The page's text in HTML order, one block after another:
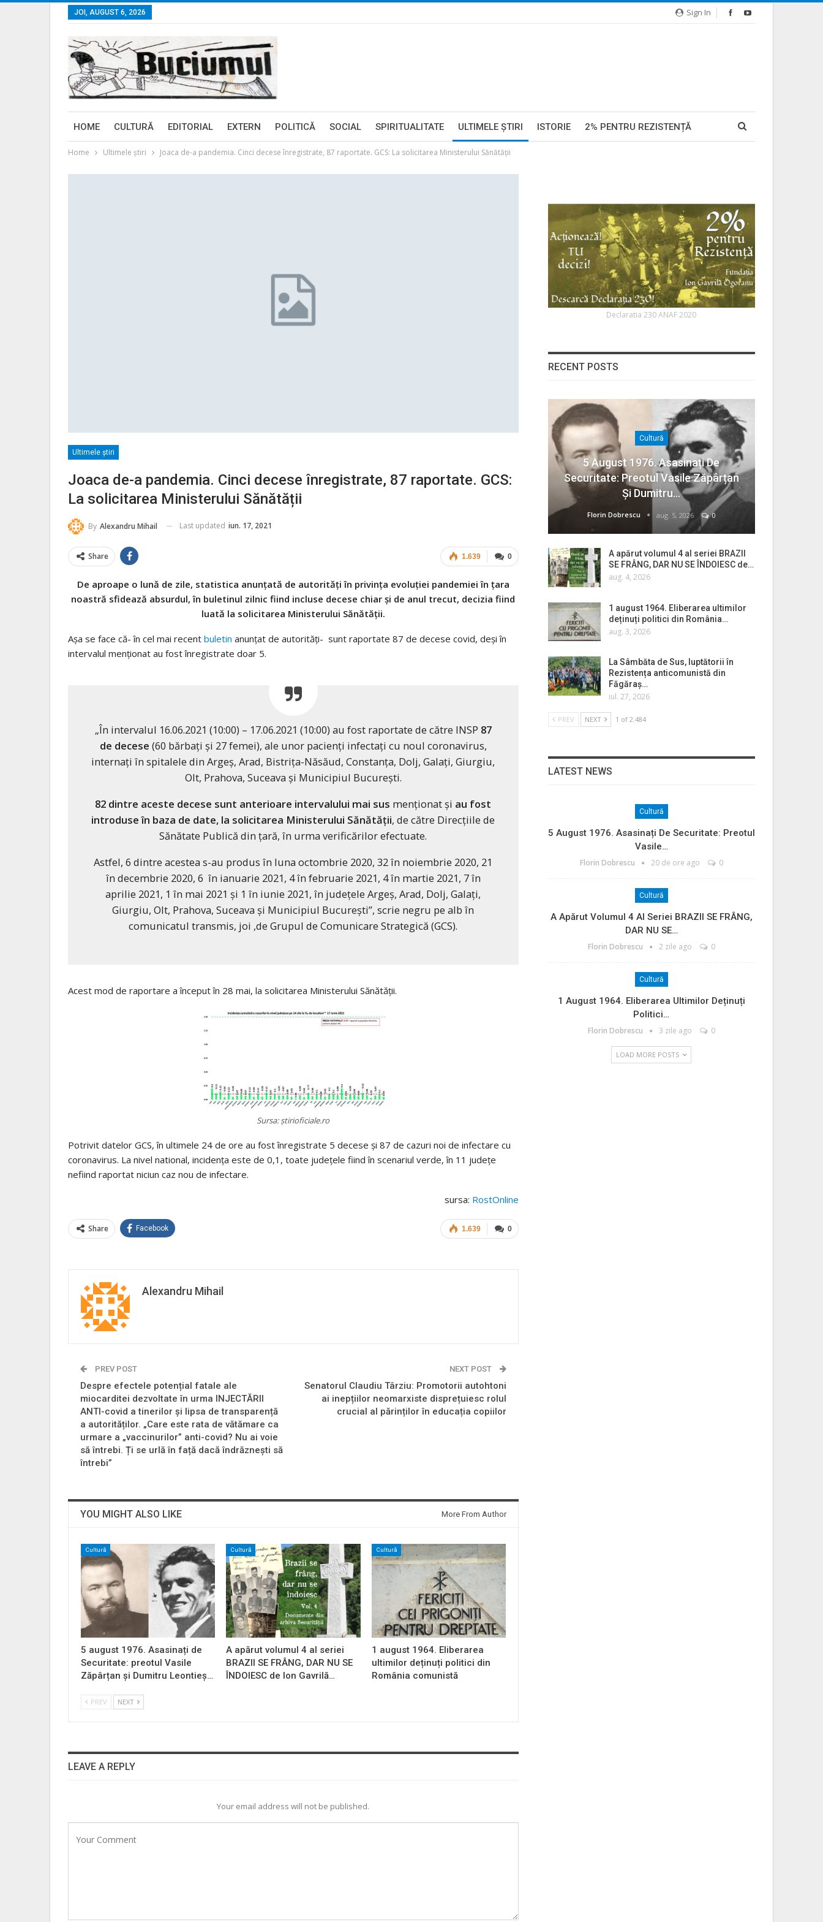
Sign In
JOI, AUGUST 6, 2026
HOME CULTURĂ EDITORIAL EXTERN POLITICĂ SOCIAL SPIRITUALITATE ULTIMELE ŞTIRI ISTORIE 2% PENTRU REZISTENȚĂ
Home Ultimele ştiri Joaca de-a pandemia. Cinci decese înregistrate, 87 raportate. GCS: La solicitarea Ministerului Sănătății
Ultimele ştiri
Joaca de-a pandemia. Cinci decese înregistrate, 87 raportate. GCS:
La solicitarea Ministerului Sănătății
By Alexandru Mihail Last updated iun. 17, 2021
0
1.639
Share
De aproape o lună de zile, statistica anunțată de autorități în privința evoluției pandemiei în țara
noastră sfidează absurdul, în buletinul zilnic fiind incluse decese chiar și de anul trecut, decizia fiind
luată la solicitarea Ministerului Sănătății.
Așa se face că- în cel mai recent buletin anunțat de autorități- sunt raportate 87 de decese covid, deși în
intervalul menționat au fost înregistrate doar 5.
„În intervalul 16.06.2021 (10:00) – 17.06.2021 (10:00) au fost raportate de către INSP 87
de decese (60 bărbați și 27 femei), ale unor pacienți infectați cu noul coronavirus,
internați în spitalele din Argeș, Arad, Bistrița-Năsăud, Constanța, Dolj, Galați, Giurgiu,
Olt, Prahova, Suceava și Municipiul București.
82 dintre aceste decese sunt anterioare intervalului mai sus menționat și au fost
introduse în baza de date, la solicitarea Ministerului Sănătății, de către Direcțiile de
Sănătate Publică din țară, în urma verificărilor efectuate.
Astfel, 6 dintre acestea s-au produs în luna octombrie 2020, 32 în noiembrie 2020, 21
în decembrie 2020, 6 în ianuarie 2021, 4 în februarie 2021, 4 în martie 2021, 7 în
aprilie 2021, 1 în mai 2021 și 1 în iunie 2021, în județele Argeș, Arad, Dolj, Galați,
Giurgiu, Olt, Prahova, Suceava și Municipiul București”, scrie negru pe alb în
comunicatul transmis, joi ,de Grupul de Comunicare Strategică (GCS).
Acest mod de raportare a început în 28 mai, la solicitarea Ministerului Sănătății.
Sursa: știrioficiale.ro
Potrivit datelor GCS, în ultimele 24 de ore au fost înregistrate 5 decese și 87 de cazuri noi de infectare cu
coronavirus. La nivel national, incidența este de 0,1, toate județele fiind în scenariul verde, în 11 județe
nefiind raportat niciun caz nou de infectare.
sursa: RostOnline
0
1.639
Share Facebook
Alexandru Mihail
PREV POST
Despre efectele potențial fatale ale
miocarditei dezvoltate în urma INJECTĂRII
ANTI-covid a tinerilor și lipsa de transparență
a autorităților. „Care este rata de vătămare ca
urmare a „vaccinurilor” anti-covid? Nu ai voie
să întrebi. Ți se urlă în față dacă îndrăznești să
întrebi”
NEXT POST
Senatorul Claudiu Târziu: Promotorii autohtoni
ai inepțiilor neomarxiste disprețuiesc rolul
crucial al părinților în educația copiilor
YOU MIGHT ALSO LIKE More From Author
Cultură
5 august 1976. Asasinați de
Securitate: preotul Vasile
Zăpârțan și Dumitru Leontieș…
Cultură
A apărut volumul 4 al seriei
BRAZII SE FRÂNG, DAR NU SE
ÎNDOIESC de Ion Gavrilă…
Cultură
1 august 1964. Eliberarea
ultimilor deținuți politici din
România comunistă
PREV NEXT
LEAVE A REPLY
Your email address will not be published.
Declaratia 230 ANAF 2020
RECENT POSTS
Cultură
5 August 1976. Asasinați De
Securitate: Preotul Vasile Zăpârțan
Și Dumitru…
Florin Dobrescu aug. 5, 2026 0
A apărut volumul 4 al seriei BRAZII
SE FRÂNG, DAR NU SE ÎNDOIESC de…
aug. 4, 2026
1 august 1964. Eliberarea ultimilor
deținuți politici din România…
aug. 3, 2026
La Sâmbăta de Sus, luptătorii în
Rezistența anticomunistă din
Făgăraș…
iul. 27, 2026
PREV NEXT 1 of 2.484
LATEST NEWS
Cultură
5 August 1976. Asasinați De Securitate: Preotul
Vasile…
Florin Dobrescu 20 de ore ago 0
Cultură
A Apărut Volumul 4 Al Seriei BRAZII SE FRÂNG,
DAR NU SE…
Florin Dobrescu 2 zile ago 0
Cultură
1 August 1964. Eliberarea Ultimilor Deținuți
Politici…
Florin Dobrescu 3 zile ago 0
LOAD MORE POSTS